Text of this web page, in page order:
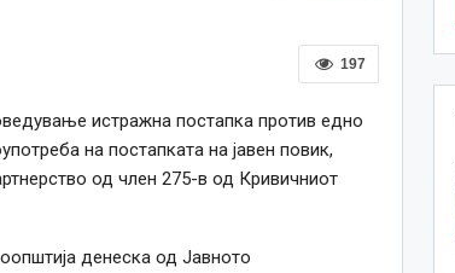
197
истражна постапка против едно
на постапката на јавен повик,
од член 275-в од Кривичниот
денеска од Јавното